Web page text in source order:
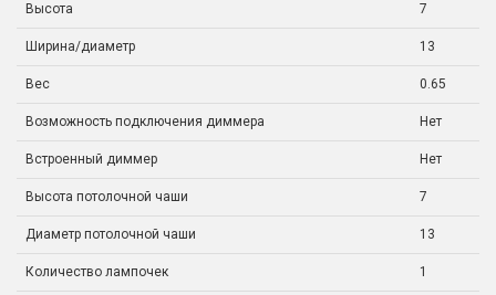
Высота 7
Ширина/диаметр 13
Вес 0.65
Возможность подключения диммера Нет
Встроенный диммер Нет
Высота потолочной чаши 7
Диаметр потолочной чаши 13
Количество лампочек 1